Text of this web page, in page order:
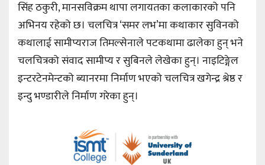
सिंह ठकुरी, मानसविक्रम थापा लगायतका कलाकारको पनि
अभिनय रहेको छ। चलचित्र ‘समर लभ’मा कथाकार सुविनको
कथालाई सामीप्यराज तिमल्सेनाले पटकथामा ढालेका हुन् भने
चलचित्रको संवाद सामीप्य र सुबिनले लेखेका हुन्। नाइटिङ्गेल
इन्टरटेनमेन्टको ब्यानरमा निर्माण भएको चलचित्र खगेन्द्र श्रेष्ठ र
इन्दु भण्डारीले निर्माण गरेका हुन्।